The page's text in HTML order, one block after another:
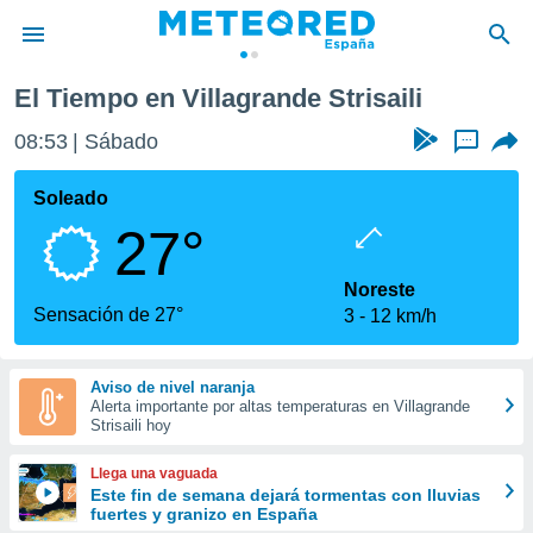
de
por
que se
calidad.
a este
las
y
forma
digital
basada
El Tiempo en Villagrande Strisaili
08:53 Sábado ...
Soleado
27°
Sensación de 27°
Noreste
3
12 km/h
Aviso de nivel naranja
Alerta importante por altas temperaturas en Villagrande
Strisaili hoy
Llega una vaguada
Este fin de semana dejará tormentas con lluvias
fuertes y granizo en España